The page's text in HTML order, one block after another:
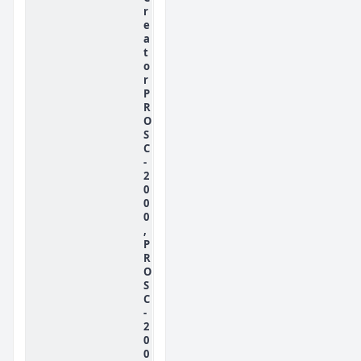
r
e
a
t
o
r
P
R
O
S
C
-
2
0
0
0
,
P
R
O
S
C
-
2
0
0